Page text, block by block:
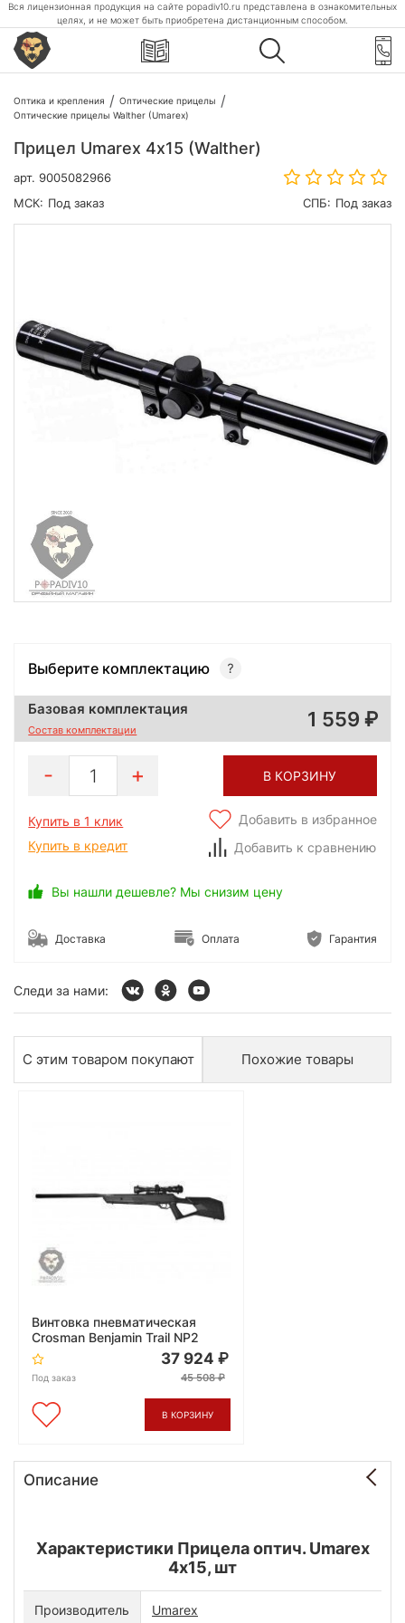
Вся лицензионная продукция на сайте popadiv10.ru представлена в ознакомительных
целях, и не может быть приобретена дистанционным способом.
Оптика и крепления
Оптические прицелы
Оптические прицелы Walther (Umarex)
Прицел Umarex 4х15 (Walther)
арт. 9005082966
МСК: Под заказ СПБ: Под заказ
Выберите комплектацию
Базовая комплектация
Состав комплектации 1 559
1 В КОРЗИНУ
Купить в 1 клик
Купить в кредит
Добавить в избранное
Добавить к сравнению
Вы нашли дешевле? Мы снизим цену
Доставка Оплата Гарантия
Следи за нами:
С этим товаром покупают Похожие товары
Винтовка пневматическая
Crosman Benjamin Trail NP2
Под заказ
37 924
45 508
В КОРЗИНУ
Описание
Характеристики Прицела оптич. Umarex
4х15, шт
Производитель Umarex